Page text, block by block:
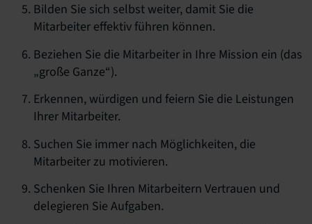
Bilden Sie sich selbst weiter, damit Sie die
Mitarbeiter effektiv führen können.
Beziehen Sie die Mitarbeiter in Ihre Mission ein (das
„große Ganze“).
Erkennen, würdigen und feiern Sie die Leistungen
Ihrer Mitarbeiter.
Suchen Sie immer nach Möglichkeiten, die
Mitarbeiter zu motivieren.
Schenken Sie Ihren Mitarbeitern Vertrauen und
delegieren Sie Aufgaben.